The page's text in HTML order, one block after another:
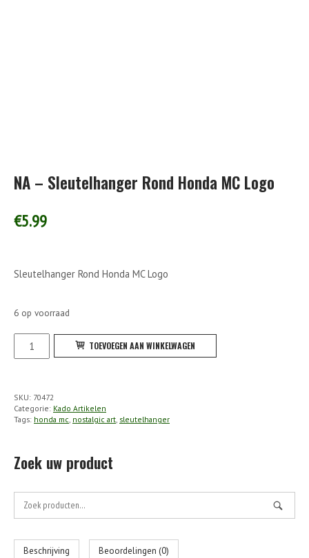
NA – Sleutelhanger Rond Honda MC Logo
€5.99
Sleutelhanger Rond Honda MC Logo
6 op voorraad
-
Honda
MC
TOEVOEGEN AAN WINKELWAGEN
SKU: 70472
Categorie: Kado Artikelen
Tags: honda mc, nostalgic art, sleutelhanger
Zoek uw product
Zoek
Beschrijving Beoordelingen (0)